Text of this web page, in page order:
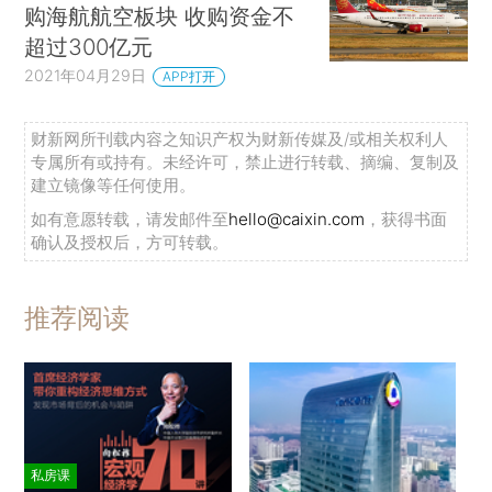
购海航航空板块 收购资金不
超过300亿元
2021年04月29日 APP打开
财新网所刊载内容之知识产权为财新传媒及/或相关权利人
专属所有或持有。未经许可，禁止进行转载、摘编、复制及
建立镜像等任何使用。
如有意愿转载，请发邮件至hello@caixin.com ，获得书面
确认及授权后，方可转载。
推荐阅读
私房课